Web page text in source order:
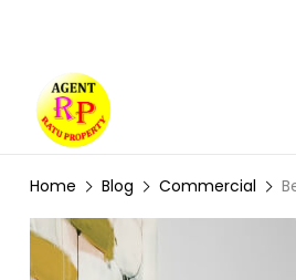
Home Blog Commercial